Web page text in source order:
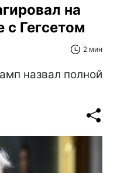
на
с Гегсетом
2 мин
назвал полной